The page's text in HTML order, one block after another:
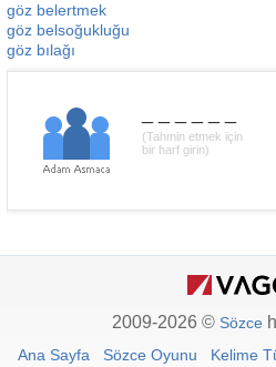
göz belertmek
göz belsoğukluğu
göz bılağı
(Tahmin etmek için
bir harf girin)
2009-2026 © Sözce
Ana Sayfa Sözce Oyunu Kelime